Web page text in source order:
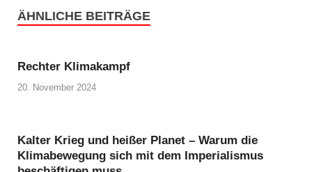
ÄHNLICHE BEITRÄGE
Rechter Klimakampf
20. November 2024
Kalter Krieg und heißer Planet – Warum die
Klimabewegung sich mit dem Imperialismus